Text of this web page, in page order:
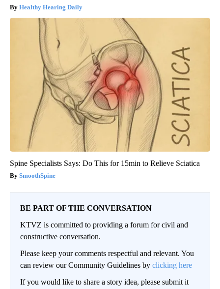
Healthy Hearing Daily
Spine Specialists Says: Do This for 15min to Relieve Sciatica
SmoothSpine
BE PART OF THE CONVERSATION
KTVZ is committed to providing a forum for civil and
constructive conversation.
Please keep your comments respectful and relevant. You
can review our Community Guidelines by clicking here
If you would like to share a story idea, please submit it